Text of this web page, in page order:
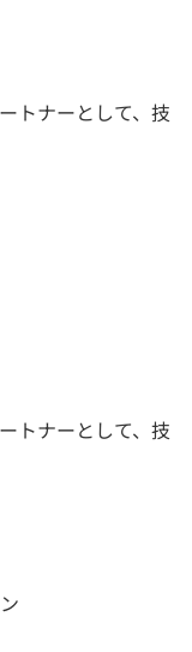
トナーとして、技
トナーとして、技